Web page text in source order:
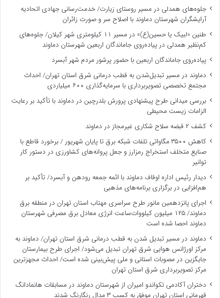
جلوه‌های همدلی در مسیر روستای زیارت/ خدمت‌رسانی جهادی اتحادیه
آرایشگران شهرستان دماوند با اصلاح سر و صورت زائران
طنین «لبیک یا حسین(ع)» در مسیر ۱۱ کیلومتری شهر کیلان/ جلوه‌های
کم‌نظیر همدلی در پیاده‌روی جاماندگان اربعین شهرستان دماوند
پیاده‌روی جاماندگان اربعین با حضور پرشور مردم شهر آبسرد
دماوند در مسیر تبدیل‌شدن به قطب درمانی شرق استان تهران/ احداث
مجتمع تخصصی تصویربرداری با سرمایه‌گذاری ۶۰۰ میلیاردی
بررسی میدانی طرح پیشنهادی پرورش بلدرچین در دماوند با تأکید بر رعایت
الزامات زیست ‌محیطی
کشف ۲ قبضه سلاح شکاری غیرمجاز در دماوند
کاهش ۳۵۰۰ مگاواتی تلفات شبکه برق تا پایان شهریور / برخورد قاطع با
صنایع متخلف استخراج رمزارز و جعل پروانه‌های کشاورزی در دستور کار
توانیر
دیدار رئیس اداره اوقاف دماوند با ائمه جمعه رودهن و آبسرد/ تأکید بر
هم‌افزایی در برگزاری برنامه‌های مذهبی
اجرای پانزدهمین مانور طرح سراسری مهتاب استان تهران در منطقه برق
دماوند/ ۱۲۵ میلیون کیلووات‌ساعت انرژی معادل برق مصرفی شهرستان
دماوند احصا شده است
دماوند در مسیر تبدیل شدن به قطب درمانی شرق استان تهران/ دماوند به
مرکز اورژانس هوایی شرق تهران تبدیل می‌شود/ اجرای طرح بیمارستان
جایگزین در مصوبات استانی و ملی پیش‌بینی شده است/ احداث مجهزترین
مرکز تصویربرداری شرق استان تهران
دختران آکادمی تکواندو امیران از شهرستان دماوند در مسابقات هانمادانگ
قهرمانی استان تهران موفق به کسب ۳ مدال رنگارنگ شدند